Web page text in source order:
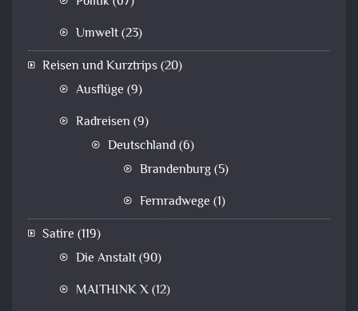
Umwelt(23)
Reisen und Kurztrips(20)
Ausflüge (9)
Radreisen (9)
Deutschland(6)
Brandenburg(5)
Fernradwege (1)
Satire (119)
Die Anstalt(90)
MAITHINK X(12)